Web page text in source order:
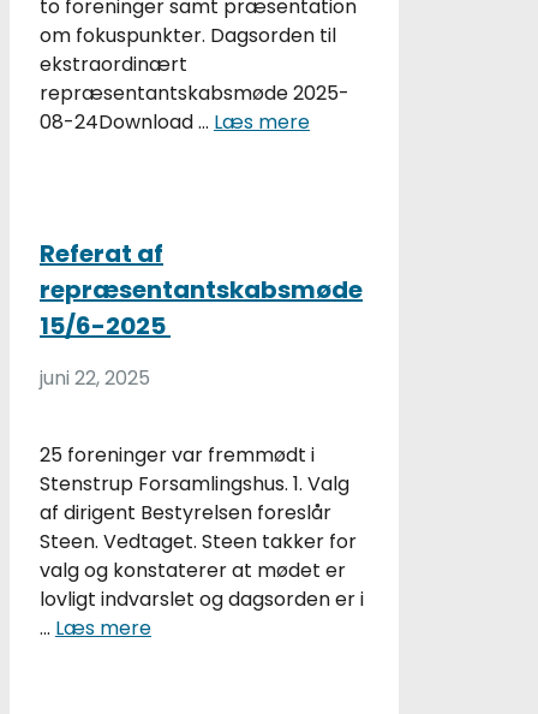
to foreninger samt præsentation
om fokuspunkter. Dagsorden til
ekstraordinært
repræsentantskabsmøde 2025-
08-24Download … Læs mere
Referat af
repræsentantskabsmøde
15/6-2025
juni 22, 2025
25 foreninger var fremmødt i
Stenstrup Forsamlingshus. 1. Valg
af dirigent Bestyrelsen foreslår
Steen. Vedtaget. Steen takker for
valg og konstaterer at mødet er
lovligt indvarslet og dagsorden er i
… Læs mere